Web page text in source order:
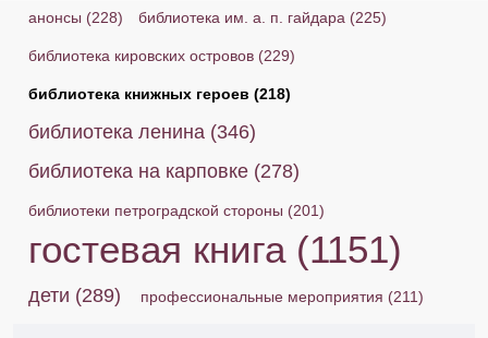
анонсы (228) библиотека им. а. п. гайдара (225)
библиотека кировских островов (229)
библиотека книжных героев (218)
библиотека ленина (346)
библиотека на карповке (278)
библиотеки петроградской стороны (201)
гостевая книга(1151)
дети (289) профессиональные мероприятия (211)